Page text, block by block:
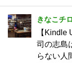
きなこチ
【Kindle
司の志島
らない人